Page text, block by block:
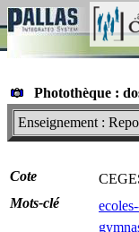
Photothèque :
Enseignement :
Cote
Mots-clé